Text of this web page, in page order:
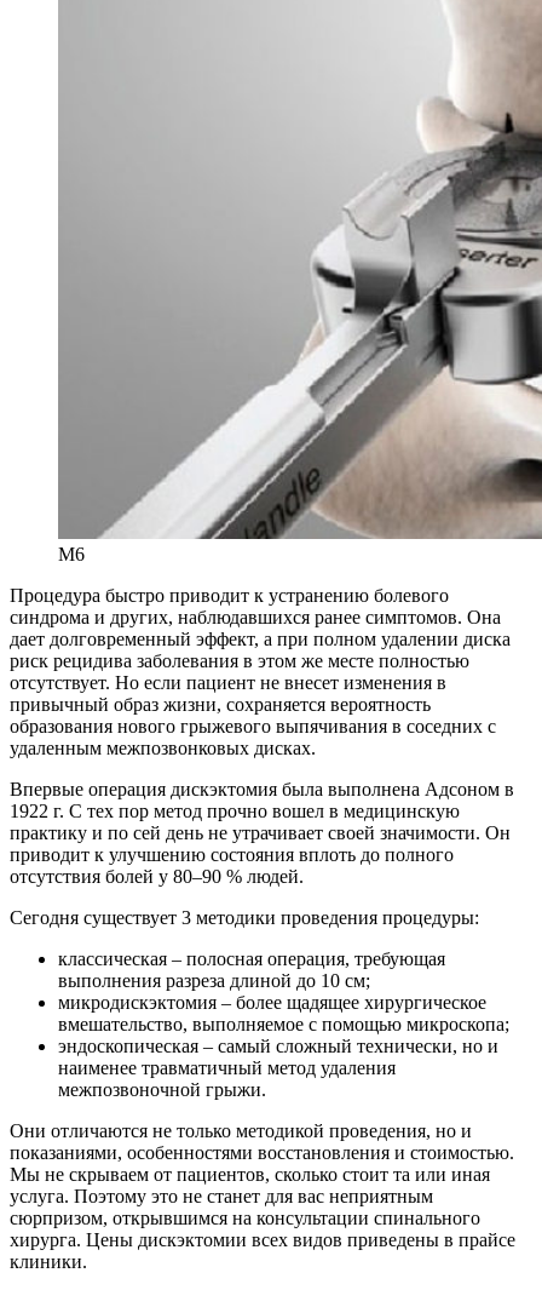
M6
Процедура быстро приводит к устранению болевого
синдрома и других, наблюдавшихся ранее симптомов. Она
дает долговременный эффект, а при полном удалении диска
риск рецидива заболевания в этом же месте полностью
отсутствует. Но если пациент не внесет изменения в
привычный образ жизни, сохраняется вероятность
образования нового грыжевого выпячивания в соседних с
удаленным межпозвонковых дисках.
Впервые операция дискэктомия была выполнена Адсоном в
1922 г. С тех пор метод прочно вошел в медицинскую
практику и по сей день не утрачивает своей значимости. Он
приводит к улучшению состояния вплоть до полного
отсутствия болей у 80–90 % людей.
Сегодня существует 3 методики проведения процедуры:
классическая – полосная операция, требующая
выполнения разреза длиной до 10 см;
микродискэктомия – более щадящее хирургическое
вмешательство, выполняемое с помощью микроскопа;
эндоскопическая – самый сложный технически, но и
наименее травматичный метод удаления
межпозвоночной грыжи.
Они отличаются не только методикой проведения, но и
показаниями, особенностями восстановления и стоимостью.
Мы не скрываем от пациентов, сколько стоит та или иная
услуга. Поэтому это не станет для вас неприятным
сюрпризом, открывшимся на консультации спинального
хирурга. Цены дискэктомии всех видов приведены в прайсе
клиники.